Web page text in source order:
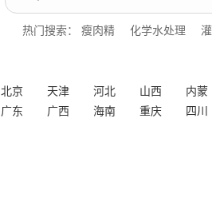
热门搜索： 瘦肉精 化学水处理
北京 天津 河北 山西
内蒙
广东 广西 海南 重庆 四川